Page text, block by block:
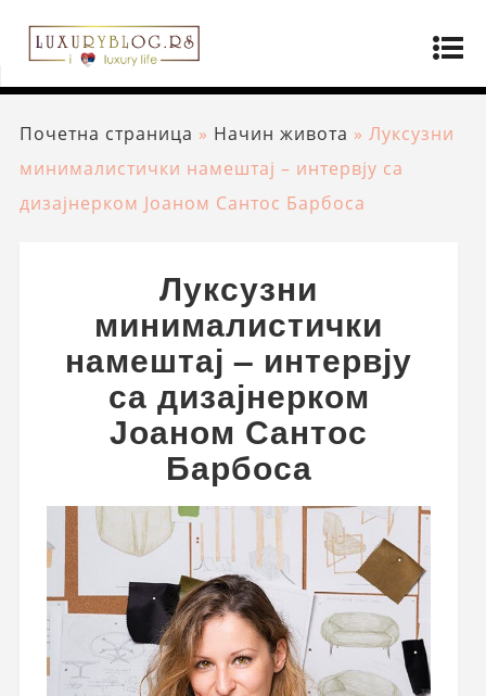
Почетна страница » Начин живота » Луксузни
минималистички намештај – интервју са
дизајнерком Јоаном Сантос Барбоса
Луксузни
минималистички
намештај – интервју
са дизајнерком
Јоаном Сантос
Барбоса